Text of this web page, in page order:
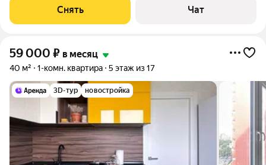
Стиральная машина Холодильник Микроволновка Дом -
монолитный, окна выходят во двор и на
Снять Чат
59 000 ₽ в месяц
40 м² 1-комн. квартира 5 этаж из 17
3D-тур новостройка